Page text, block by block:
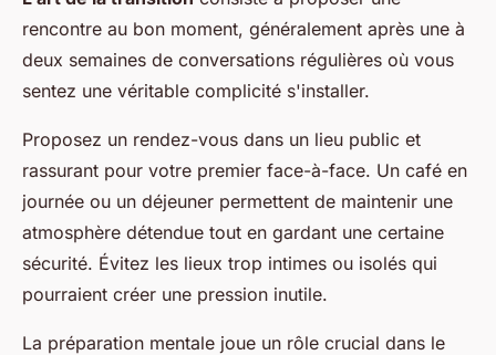
rencontre au bon moment, généralement après une à
deux semaines de conversations régulières où vous
sentez une véritable complicité s'installer.
Proposez un rendez-vous dans un lieu public et
rassurant pour votre premier face-à-face. Un café en
journée ou un déjeuner permettent de maintenir une
atmosphère détendue tout en gardant une certaine
sécurité. Évitez les lieux trop intimes ou isolés qui
pourraient créer une pression inutile.
La préparation mentale joue un rôle crucial dans le